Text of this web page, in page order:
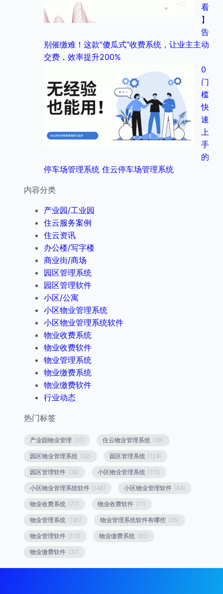
看
】
告
别催缴难！这款“傻瓜式”收费系统，让业主主动
交费，效率提升200%
0
门
槛
快
速
上
手
的
停车场管理系统 住云停车场管理系统
内容分类
产业园/工业园
住云服务案例
住云资讯
办公楼/写字楼
商业街/商场
园区管理系统
园区管理软件
小区/公寓
小区物业管理系统
小区物业管理系统软件
物业收费系统
物业收费软件
物业管理系统
物业缴费系统
物业缴费软件
行业动态
热门标签
产业园物业管理 (31) 住云物业管理系统 (39)
园区物业管理系统 (32) 园区管理系统 (124)
园区管理软件 (36) 小区物业管理系统 (115)
小区物业管理系统软件 (148) 小区物业管理软件 (84)
物业收费系统 (77) 物业收费软件 (71)
物业管理系统 (195) 物业管理系统软件有哪些 (35)
物业管理软件 (110) 物业缴费系统 (85)
物业缴费软件 (37)